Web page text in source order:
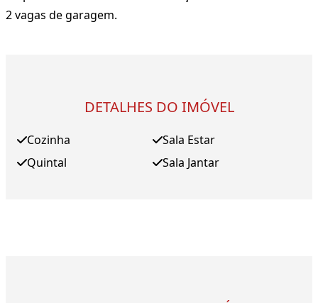
2 vagas de garagem.
DETALHES DO IMÓVEL
Cozinha
Quintal
Sala Estar
Sala Jantar